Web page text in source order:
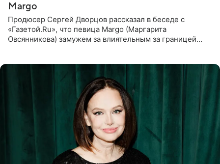
Margo
Продюсер Сергей Дворцов рассказал в беседе с
«Газетой.Ru», что певица Margo (Маргарита
Овсянникова) замужем за влиятельным за границей